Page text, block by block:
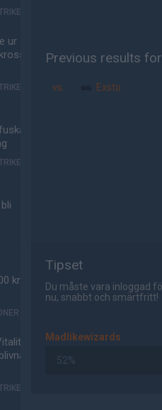
ur
i
kr –
Previous results for
vs. Exsto
Tipset
Du måste vara inloggad
nu, snabbt och smärtfritt!
Madlikewizards
52%